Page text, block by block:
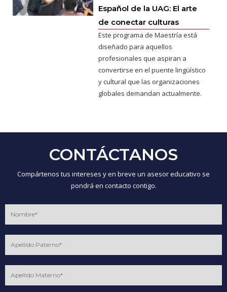
Español de la UAG: El arte
de conectar culturas
Este programa de Maestría está
diseñado para aquellos
profesionales que aspiran a
convertirse en el puente lingüístico
y cultural que las organizaciones
globales demandan actualmente.
CONTÁCTANOS
Compártenos tus intereses y en breve un asesor educativo se
pondrá en contacto contigo.